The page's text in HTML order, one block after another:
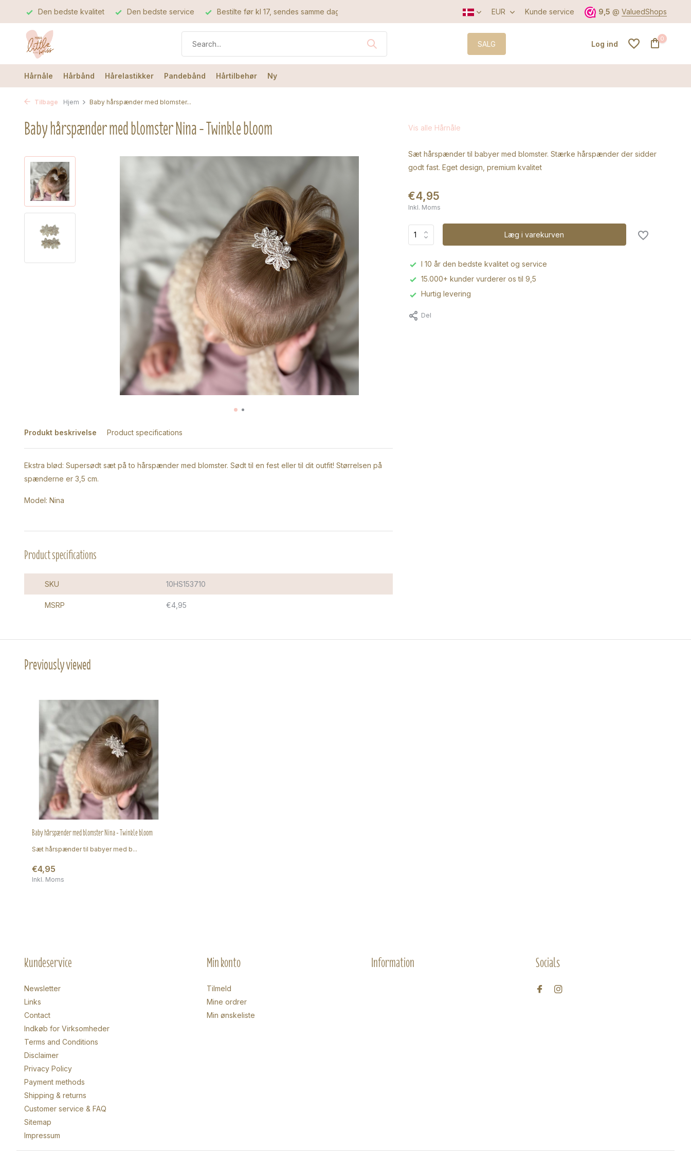
Den bedste kvalitet Den bedste service Bestilte før kl 17, sendes samme dag EUR Kunde service 9,5 @ ValuedShops
SALG Log ind
0
Hårnåle Hårbånd Hårelastikker Pandebånd Hårtilbehør Ny
Tilbage Hjem Baby hårspænder med blomster...
Baby hårspænder med blomster Nina - Twinkle bloom
Produkt beskrivelse Product specifications
Ekstra blød: Supersødt sæt på to hårspænder med blomster. Sødt til en fest eller til dit outfit! Størrelsen på
spænderne er 3,5 cm.
Model: Nina
Product specifications
SKU 10HS153710
MSRP €4,95
Vis alle Hårnåle
Sæt hårspænder til babyer med blomster. Stærke hårspænder der sidder
godt fast. Eget design, premium kvalitet
€4,95
Inkl. Moms
Læg i varekurven
I 10 år den bedste kvalitet og service
15.000+ kunder vurderer os til 9,5
Hurtig levering
Del
Previously viewed
Baby hårspænder med blomster Nina - Twinkle bloom
Sæt hårspænder til babyer med b...
€4,95
Inkl. Moms
Kundeservice
Newsletter
Links
Contact
Indkøb for Virksomheder
Terms and Conditions
Disclaimer
Privacy Policy
Payment methods
Shipping & returns
Customer service & FAQ
Sitemap
Impressum
Min konto
Tilmeld
Mine ordrer
Min ønskeliste
Information Socials